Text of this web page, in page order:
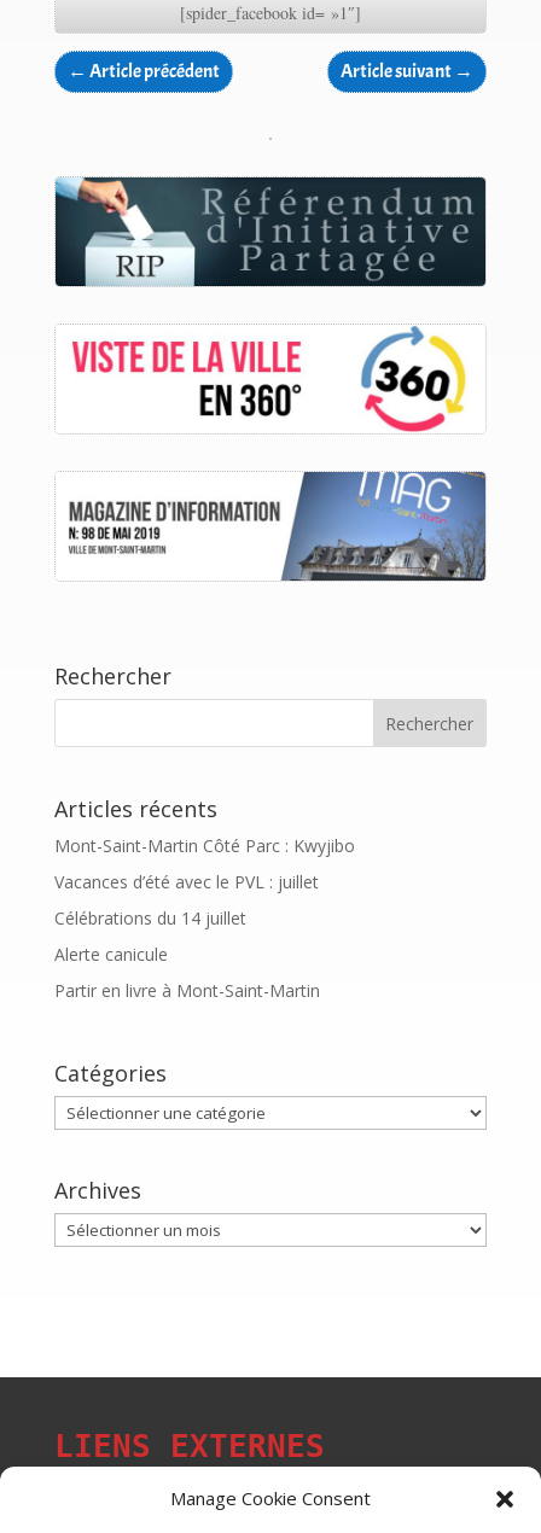
Manage Cookie Consent
[spider_facebook id= »1″]
← Article précédent Article suivant →
Rechercher
Articles récents
Mont-Saint-Martin Côté Parc : Kwyjibo
Vacances d’été avec le PVL : juillet
Célébrations du 14 juillet
Alerte canicule
Partir en livre à Mont-Saint-Martin
Catégories
Catégories
Archives
Archives
LIENS EXTERNES